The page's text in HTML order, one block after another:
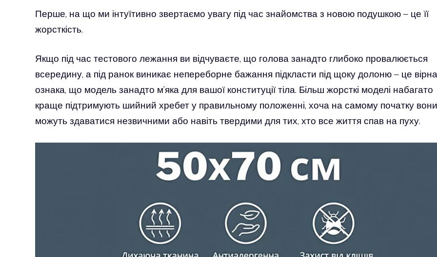
Перше, на що ми інтуїтивно звертаємо увагу під час знайомства з новою подушкою – це її
жорсткість.
Якщо під час тестового лежання ви відчуваєте, що голова занадто глибоко провалюється
всередину, а під ранок виникає непереборне бажання підкласти під щоку долоню – це вірна
ознака, що модель занадто м’яка для вашої конституції тіла. Більш жорсткі моделі набагато
краще підтримують шийний хребет у правильному положенні, хоча на самому початку вони
можуть здаватися незвичними або навіть твердими для тих, хто все життя спав на пуху.